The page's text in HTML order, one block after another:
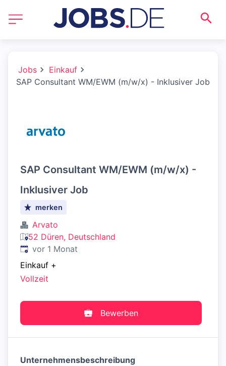
Jobs
Einkauf
SAP Consultant WM/EWM (m/w/x) - Inklusiver Job
SAP Consultant WM/EWM (m/w/x) -
Inklusiver Job
merken
Arvato
52 Düren, Deutschland
Veröffentlicht:
vor 1 Monat
Einkauf +
Vollzeit
Bewerben
Unternehmensbeschreibung